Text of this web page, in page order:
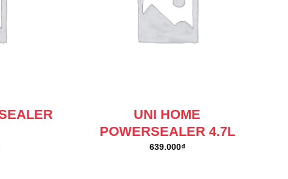
UNI HOME
POWERSEALER 4.7L
639.000₫